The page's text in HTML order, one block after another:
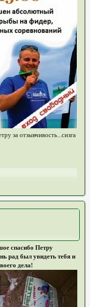
за отзывчивость...сизга
спасибо Петру
рад был увидеть тебя и
дела!